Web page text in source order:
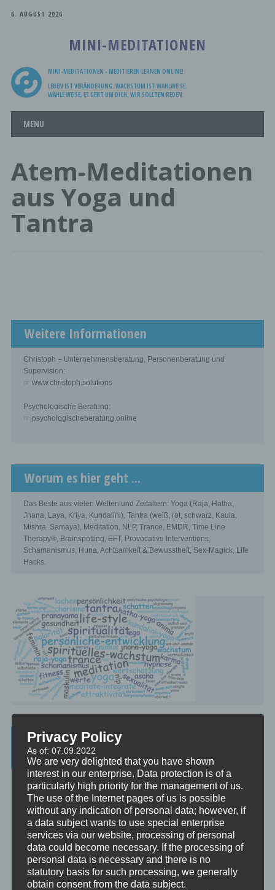
6. AUGUST 2026
MINI-MEDITATIONEN
MINI-MEDITATIONEN - MEDITIEREN LERNEN ONLINE!
LEBEN IST VERÄNDERUNG. WACHSTUM IST WAHLWEISE.
WÄHLE WEISE, ES GEHT UM DICH. WIR SOLLTEN REDEN.
Main menu
MENU
Atem-Meditationen
aus Yoga und
Tantra
Weitere Informationen
Christoph – Unternehmensberatung, Personenberatung und
Supervision:
☞ www.christoph.solutions
Psychologische Beratung:
☞ psychologischeberatung.online
Worum es hier geht ...
Das Beste aus vielen Welten und Zeitaltern: Yoga (Raja, Hatha,
Jnana, Laya, Kriya, Kundalini), Tantra (weiß, rot, schwarz, Kaula,
Mishra, Samaya), Meditation, NLP, Trance, EMDR, Time Line
Therapy®, Brainspotting, EFT, Provocative Interventions,
Schamanismus, Huna, Achtsamkeit & Bewusstheit, Sex-Magick, Life
Hacks.
Beratung, Mentoring, Supervision und
Ausbildung
Beratung
Beratung ist das individuelle Aufarbeiten verschiedenster
Problemstellungen durch Interaktion zwischen einer unabhängigen
Person und einem Klienten.
Mentoring
Mentoring ist das individualisierte Weitergeben von Wissen und
Erfahrungen durch Interaktion zwischen einer erfahrenen Person
und einem Klienten.
Privacy Policy
As of: 07.09.2022
We are very delighted that you have shown
interest in our enterprise. Data protection is of a
particularly high priority for the management of us.
The use of the Internet pages of us is possible
without any indication of personal data; however, if
a data subject wants to use special enterprise
services via our website, processing of personal
data could become necessary. If the processing of
personal data is necessary and there is no
statutory basis for such processing, we generally
obtain consent from the data subject.